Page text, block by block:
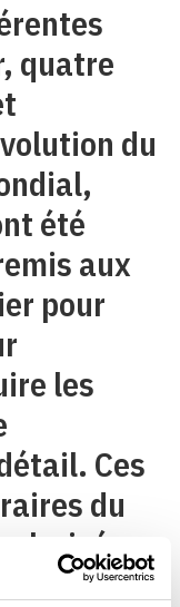
quatre
du
été
aux
pour
les
Ces
du
Ils